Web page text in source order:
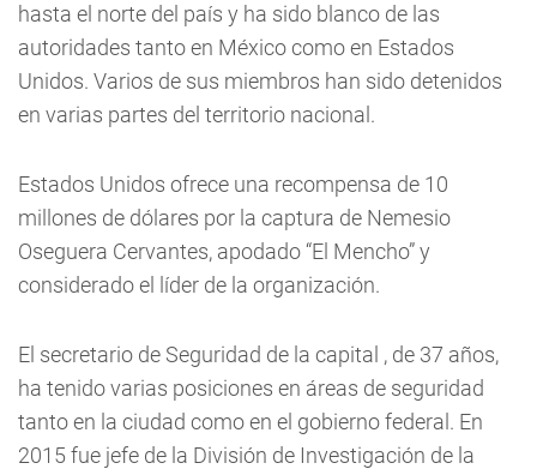
hasta el norte del país y ha sido blanco de las
autoridades tanto en México como en Estados
Unidos. Varios de sus miembros han sido detenidos
en varias partes del territorio nacional.
Estados Unidos ofrece una recompensa de 10
millones de dólares por la captura de Nemesio
Oseguera Cervantes, apodado “El Mencho” y
considerado el líder de la organización.
El secretario de Seguridad de la capital , de 37 años,
ha tenido varias posiciones en áreas de seguridad
tanto en la ciudad como en el gobierno federal. En
2015 fue jefe de la División de Investigación de la